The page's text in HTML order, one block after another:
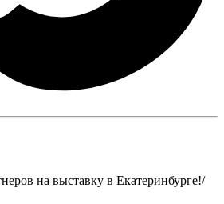
на выставку в Екатеринбурге!/